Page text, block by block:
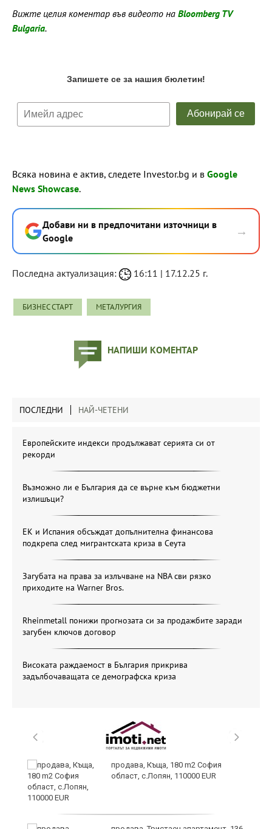
Вижте целия коментар във видеото на Bloomberg TV
Bulgaria.
Всяка новина е актив, следете Investor.bg и в Google
News Showcase.
Добави ни в предпочитани източници в
Google
→
Последна актуализация: 16:11 | 17.12.25 г.
БИЗНЕС СТАРТ МЕТАЛУРГИЯ
НАПИШИ КОМЕНТАР
ПОСЛЕДНИ НАЙ-ЧЕТЕНИ
Европейските индекси продължават серията си от
рекорди
Възможно ли е България да се върне към бюджетни
излишъци?
ЕК и Испания обсъждат допълнителна финансова
подкрепа след мигрантската криза в Сеута
Загубата на права за излъчване на NBA сви рязко
приходите на Warner Bros.
Rheinmetall понижи прогнозата си за продажбите заради
загубен ключов договор
Високата раждаемост в България прикрива
задълбочаващата се демографска криза
продава, Къща, 180 m2 София
област, с.Лопян, 110000 EUR